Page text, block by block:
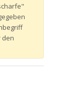
den